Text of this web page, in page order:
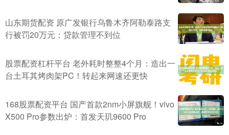
山东期货配资 原广发银行乌鲁木齐阿勒泰路支
行被罚20万元：贷款管理不到位
股票配资杠杆平台 老外耗时整整4个月：造出一
台土耳其烤肉架PC！转起来网速还更快
168股票配资平台 国产首款2nm小屏旗舰！vivo
X500 Pro参数出炉：首发天玑9600 Pro